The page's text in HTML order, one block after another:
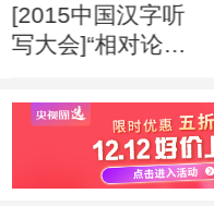
[2015中国汉字听
写大会]“相对论女
写错误 “登山学
子”王旻钰胜出